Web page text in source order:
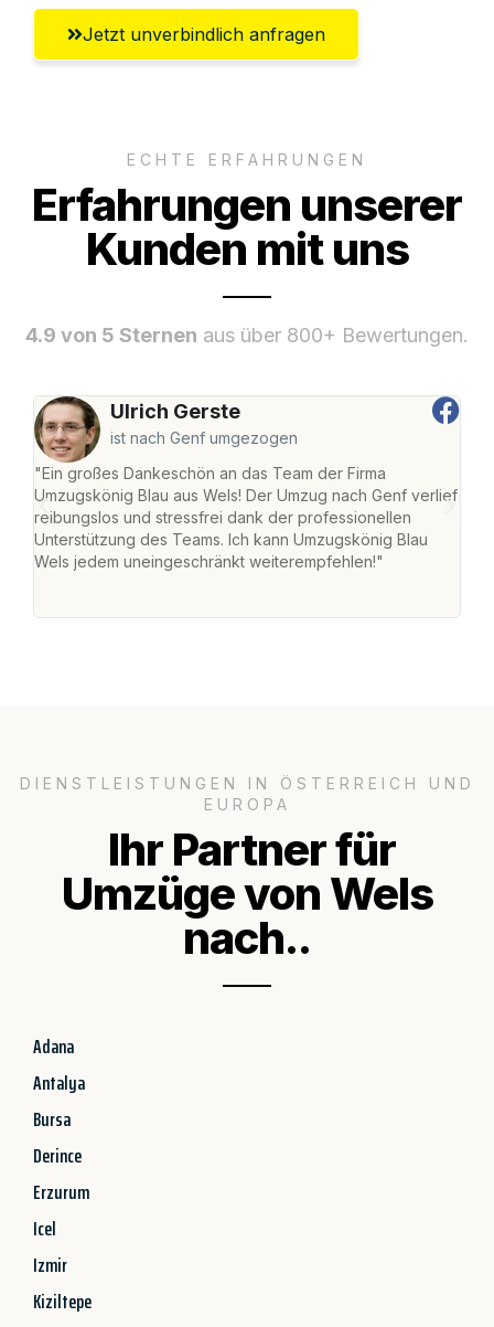
Jetzt unverbindlich anfragen
ECHTE ERFAHRUNGEN
Erfahrungen unserer
Kunden mit uns
4.9 von 5 Sternen aus über 800+ Bewertungen.
Ulrich Gerste
ist nach Genf umgezogen
"Ein großes Dankeschön an das Team der Firma
Umzugskönig Blau aus Wels! Der Umzug nach Genf verlief
reibungslos und stressfrei dank der professionellen
Unterstützung des Teams. Ich kann Umzugskönig Blau
Wels jedem uneingeschränkt weiterempfehlen!"
DIENSTLEISTUNGEN IN ÖSTERREICH UND
EUROPA
Ihr Partner für
Umzüge von Wels
nach..
Adana
Antalya
Bursa
Derince
Erzurum
Icel
Izmir
Kiziltepe